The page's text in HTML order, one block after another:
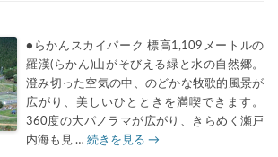
●らかんスカイパーク 標高1,109メートルの
羅漢(らかん)山がそびえる緑と水の自然郷。
澄み切った空気の中、のどかな牧歌的風景が
広がり、美しいひとときを満喫できます。
360度の大パノラマが広がり、きらめく瀬戸
内海も見 … 続きを見る →